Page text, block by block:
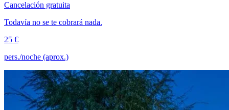
Cancelación gratuita
Todavía no se te cobrará nada.
25 €
pers./noche (aprox.)